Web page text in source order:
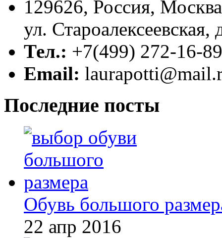
129626, Россия,
ул. Староалексеевская,
Тел.: +7(499) 272-16-89
Email:
Последние посты
Обувь большого
22 апр 2016